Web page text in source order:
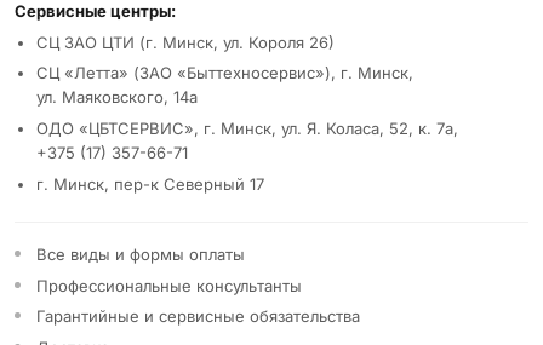
Сервисные центры:
СЦ ЗАО ЦТИ (г. Минск, ул. Короля 26)
СЦ «Летта» (ЗАО «Быттехносервис»), г. Минск,
ул. Маяковского, 14а
ОДО «ЦБТСЕРВИС», г. Минск, ул. Я. Коласа, 52, к. 7а,
+375 (17) 357-66-71
г. Минск, пер-к Северный 17
Все виды и формы оплаты
Профессиональные консультанты
Гарантийные и сервисные обязательства